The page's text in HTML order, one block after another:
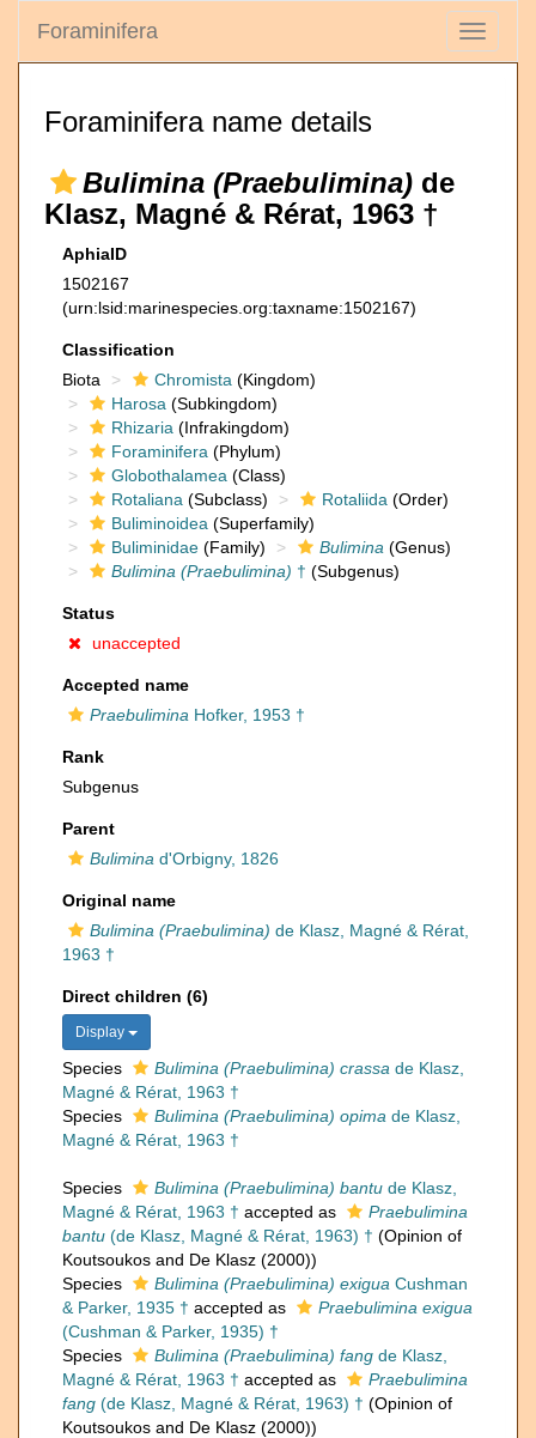
Toggle
Foraminifera
Foraminifera name details
Bulimina (Praebulimina) de
Klasz, Magné & Rérat, 1963 †
AphiaID
1502167
(urn:lsid:marinespecies.org:taxname:1502167)
Classification
Biota
Chromista (Kingdom)
Harosa (Subkingdom)
Rhizaria (Infrakingdom)
Foraminifera (Phylum)
Globothalamea (Class)
Rotaliana (Subclass) Rotaliida (Order)
Buliminoidea (Superfamily)
Buliminidae (Family) Bulimina (Genus)
Bulimina (Praebulimina) † (Subgenus)
Status
unaccepted
Accepted name
Praebulimina Hofker, 1953 †
Rank
Subgenus
Parent
Bulimina d'Orbigny, 1826
Original name
Bulimina (Praebulimina) de Klasz, Magné & Rérat,
1963 †
Direct children (6)
Display
Species Bulimina (Praebulimina) crassa de Klasz,
Magné & Rérat, 1963 †
Species
Bulimina (Praebulimina) opima de Klasz,
Magné & Rérat, 1963 †
Species Bulimina (Praebulimina) bantu de Klasz,
Magné & Rérat, 1963 † accepted as
Praebulimina
bantu (de Klasz, Magné & Rérat, 1963) † (Opinion of
Koutsoukos and De Klasz (2000))
Species
Bulimina (Praebulimina) exigua Cushman
& Parker, 1935 † accepted as
Praebulimina exigua
(Cushman & Parker, 1935) †
Species
Bulimina (Praebulimina) fang de Klasz,
Magné & Rérat, 1963 † accepted as
Praebulimina
fang (de Klasz, Magné & Rérat, 1963) † (Opinion of
Koutsoukos and De Klasz (2000))